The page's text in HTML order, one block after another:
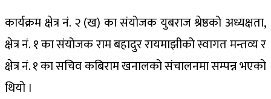
कार्यक्रम क्षेत्र नं. २ (ख) का संयोजक युबराज श्रेष्ठको अध्यक्षता,
क्षेत्र नं. १ का संयोजक राम बहादुर रायमाझीको स्वागत मन्तव्य र
क्षेत्र नं. १ का सचिव कबिराम खनालको संचालनमा सम्पन्न भएको
थियो ।